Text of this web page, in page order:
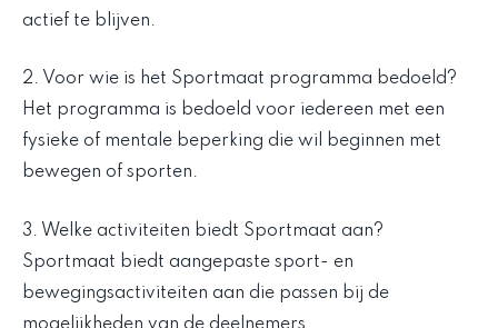
actief te blijven.
2. Voor wie is het Sportmaat programma bedoeld?
Het programma is bedoeld voor iedereen met een
fysieke of mentale beperking die wil beginnen met
bewegen of sporten.
3. Welke activiteiten biedt Sportmaat aan?
Sportmaat biedt aangepaste sport- en
bewegingsactiviteiten aan die passen bij de